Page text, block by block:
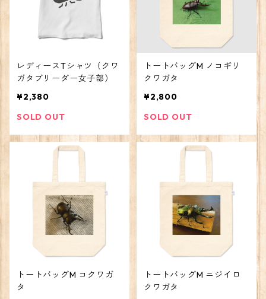
レディースTシャツ（クワ
ガタブリーダー女子部）
¥2,380
SOLD OUT
トートバッグM ノコギリ
クワガタ
¥2,800
SOLD OUT
トートバッグM コクワガ
タ
トートバッグM ニジイロ
クワガタ